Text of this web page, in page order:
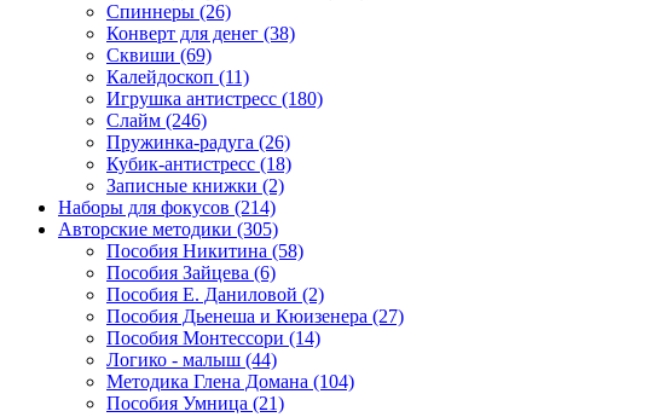
Спиннеры (26)
Конверт для денег (38)
Сквиши (69)
Калейдоскоп (11)
Игрушка антистресс (180)
Слайм (246)
Пружинка-радуга (26)
Кубик-антистресс (18)
Записные книжки (2)
Наборы для фокусов (214)
Авторские методики (305)
Пособия Никитина (58)
Пособия Зайцева (6)
Пособия Е. Даниловой (2)
Пособия Дьенеша и Кюизенера (27)
Пособия Монтессори (14)
Логико - малыш (44)
Методика Глена Домана (104)
Пособия Умница (21)